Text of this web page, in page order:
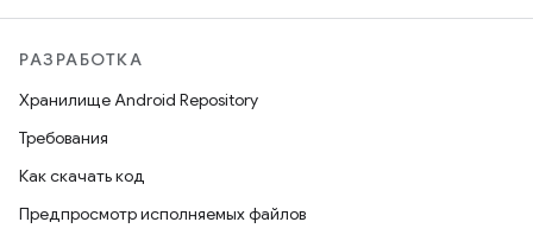
РАЗРАБОТКА
Хранилище Android Repository
Требования
Как скачать код
Предпросмотр исполняемых файлов